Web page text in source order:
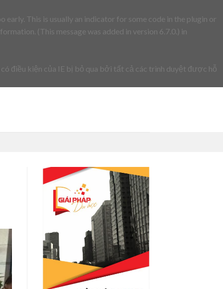
early. This is usually an indicator for some code in the plugin or
(This message was added in version 6.7.0.) in
điều kiện của IE bị bỏ qua bởi tất cả các trình duyệt được hỗ